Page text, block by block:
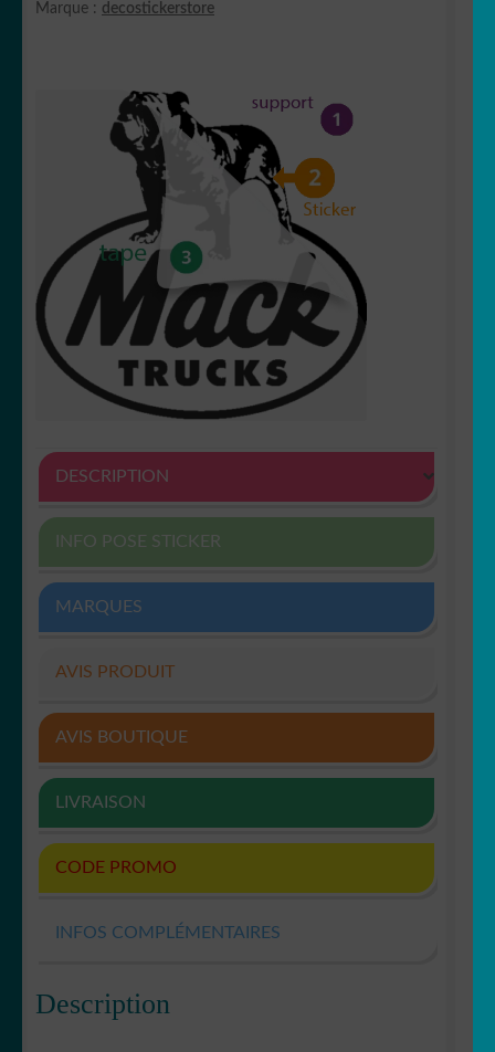
Marque : decostickerstore
DESCRIPTION
INFO POSE STICKER
MARQUES
AVIS PRODUIT
AVIS BOUTIQUE
LIVRAISON
CODE PROMO
INFOS COMPLÉMENTAIRES
Description